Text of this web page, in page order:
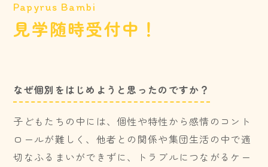
Papyrus Bambi
見学随時受付中！
なぜ個別をはじめようと思ったのですか？
子どもたちの中には、個性や特性から感情のコント
ロールが難しく、他者との関係や集団生活の中で適
切なふるまいができずに、トラブルにつながるケー